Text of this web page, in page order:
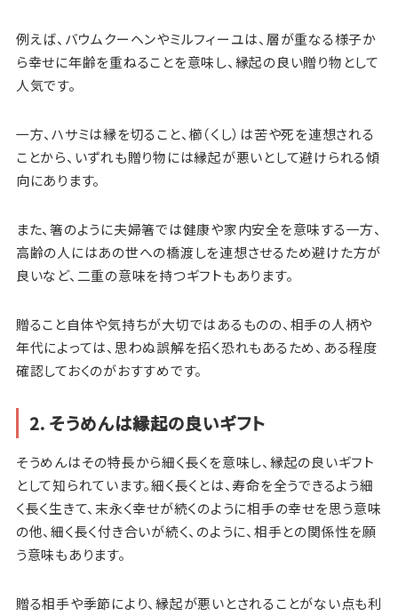
例えば、バウムクーヘンやミルフィーユは、層が重なる様子か
ら幸せに年齢を重ねることを意味し、縁起の良い贈り物として
人気です。
一方、ハサミは縁を切ること、櫛（くし）は苦や死を連想される
ことから、いずれも贈り物には縁起が悪いとして避けられる傾
向にあります。
また、箸のように夫婦箸では健康や家内安全を意味する一方、
高齢の人にはあの世への橋渡しを連想させるため避けた方が
良いなど、二重の意味を持つギフトもあります。
贈ること自体や気持ちが大切ではあるものの、相手の人柄や
年代によっては、思わぬ誤解を招く恐れもあるため、ある程度
確認しておくのがおすすめです。
2. そうめんは縁起の良いギフト
そうめんはその特長から細く長くを意味し、縁起の良いギフト
として知られています。細く長くとは、寿命を全うできるよう細
く長く生きて、末永く幸せが続くのように相手の幸せを思う意味
の他、細く長く付き合いが続く、のように、相手との関係性を願
う意味もあります。
贈る相手や季節により、縁起が悪いとされることがない点も利